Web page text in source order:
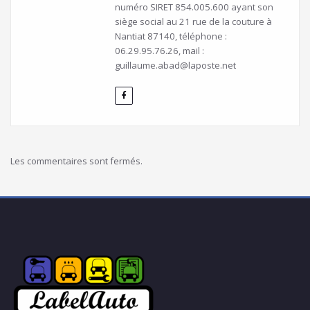
numéro SIRET 854.005.600 ayant son
siège social au 21 rue de la couture à
Nantiat 87140, téléphone :
06.29.95.76.26, mail :
guillaume.abad@laposte.net
Les commentaires sont fermés.